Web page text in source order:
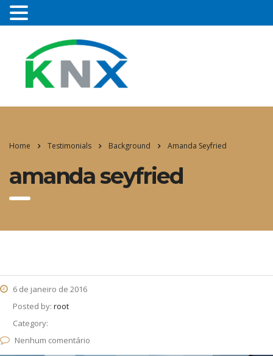
Home Testimonials Background Amanda Seyfried
amanda seyfried
6 de janeiro de 2016
Posted by: root
Category:
Nenhum comentário